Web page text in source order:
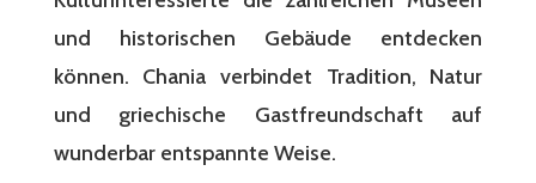
und historischen Gebäude entdecken
können. Chania verbindet Tradition, Natur
und griechische Gastfreundschaft auf
wunderbar entspannte Weise.